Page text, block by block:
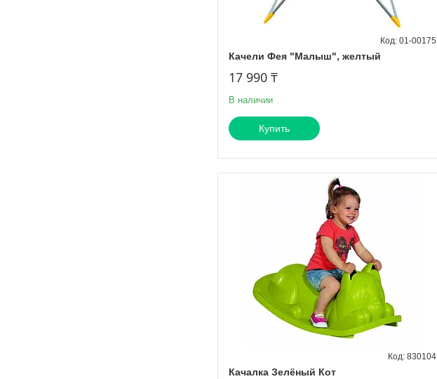
Качели Фея "Малыш", желтый
01-00175
17 990 ₸
В наличии
Купить
Качалка Зелёный Кот
830104